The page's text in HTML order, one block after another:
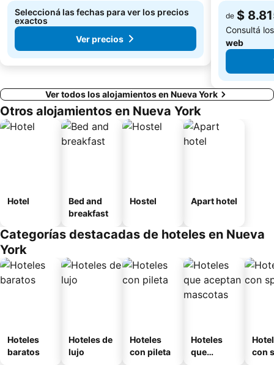
Seleccioná las fechas para ver los precios
exactos
Ver precios
de $
Consultá
web
Ver todos los alojamientos en Nueva York
Otros alojamientos en Nueva York
Hotel
Bed and
breakfast
Hostel Apart hotel
Categorías destacadas de hoteles en Nueva
York
Hoteles
baratos
Hoteles de
lujo
Hoteles
con pileta
Hoteles
que
con